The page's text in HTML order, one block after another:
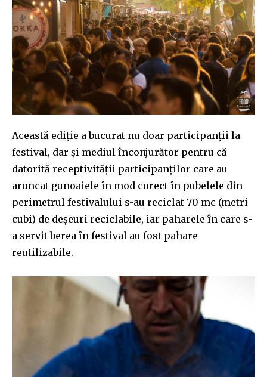
32,111
Cititori
32,214
Cititori
11,243
Cititori
Această ediție a bucurat nu doar participanții la
festival, dar și mediul înconjurător pentru că
datorită receptivității participanților care au
aruncat gunoaiele în mod corect în pubelele din
perimetrul festivalului s-au reciclat 70 mc (metri
cubi) de deșeuri reciclabile, iar paharele în care s-
a servit berea în festival au fost pahare
reutilizabile.